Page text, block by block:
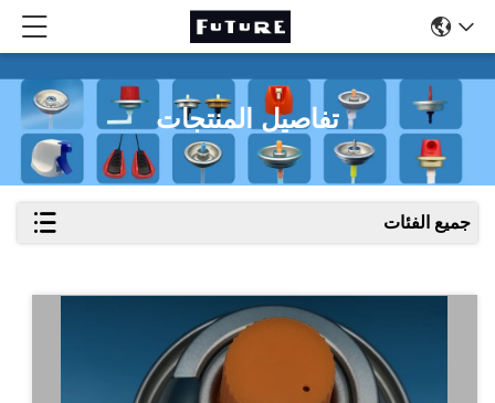
تفاصيل المنتجات
جميع الفئات